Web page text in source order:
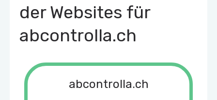
der Websites für
abcontrolla.ch
abcontrolla.ch